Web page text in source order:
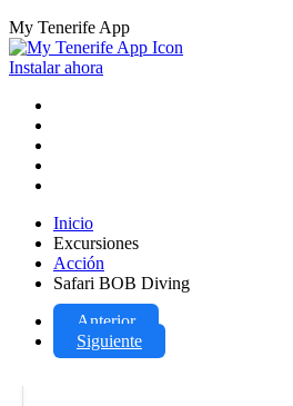
My Tenerife App
Instalar ahora
Inicio
Excursiones
Acción
Safari BOB Diving
Anterior
Siguiente